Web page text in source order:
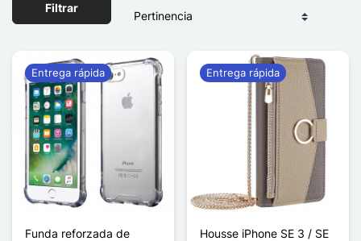
Filtrar
Funda reforzada de
Entrega rápida
Housse iPhone SE 3 / SE
Entrega rápida